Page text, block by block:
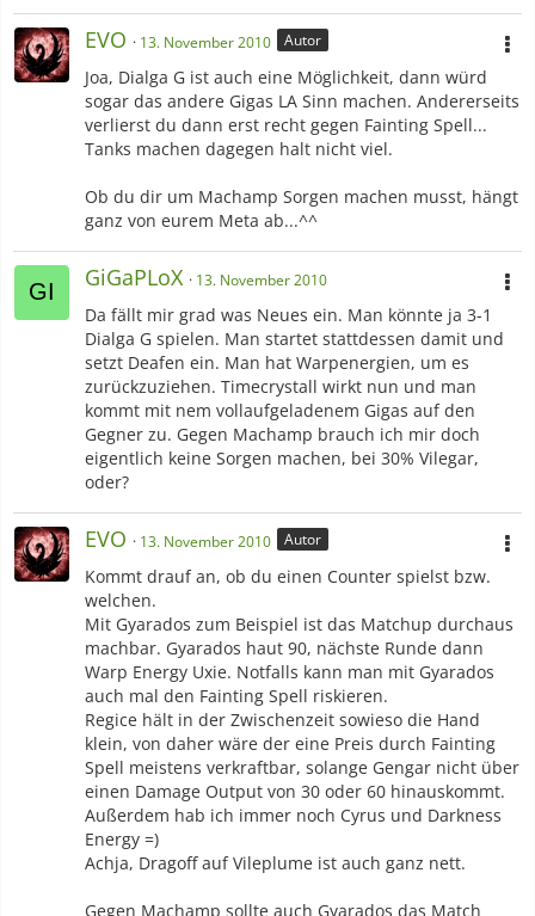
EVO 13. November 2010 Autor
Joa, Dialga G ist auch eine Möglichkeit, dann würd
sogar das andere Gigas LA Sinn machen. Andererseits
verlierst du dann erst recht gegen Fainting Spell...
Tanks machen dagegen halt nicht viel.
Ob du dir um Machamp Sorgen machen musst, hängt
ganz von eurem Meta ab...^^
GiGaPLoX 13. November 2010
Da fällt mir grad was Neues ein. Man könnte ja 3-1
Dialga G spielen. Man startet stattdessen damit und
setzt Deafen ein. Man hat Warpenergien, um es
zurückzuziehen. Timecrystall wirkt nun und man
kommt mit nem vollaufgeladenem Gigas auf den
Gegner zu. Gegen Machamp brauch ich mir doch
eigentlich keine Sorgen machen, bei 30% Vilegar,
oder?
EVO 13. November 2010 Autor
Kommt drauf an, ob du einen Counter spielst bzw.
welchen.
Mit Gyarados zum Beispiel ist das Matchup durchaus
machbar. Gyarados haut 90, nächste Runde dann
Warp Energy Uxie. Notfalls kann man mit Gyarados
auch mal den Fainting Spell riskieren.
Regice hält in der Zwischenzeit sowieso die Hand
klein, von daher wäre der eine Preis durch Fainting
Spell meistens verkraftbar, solange Gengar nicht über
einen Damage Output von 30 oder 60 hinauskommt.
Außerdem hab ich immer noch Cyrus und Darkness
Energy =)
Achja, Dragoff auf Vileplume ist auch ganz nett.
Gegen Machamp sollte auch Gyarados das Match